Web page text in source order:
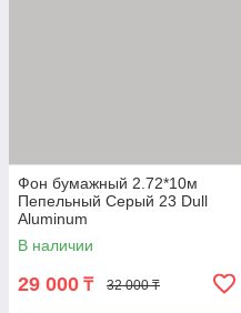
Фон бумажный 2.72*10м
Пепельный Серый 23 Dull
Aluminum
В наличии
29 000 ₸ 32 000 ₸